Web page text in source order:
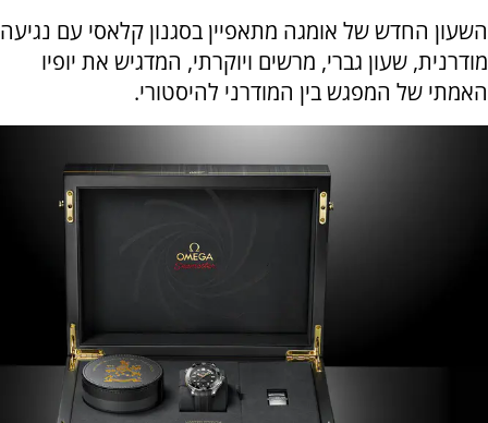
השעון החדש של אומגה מתאפיין בסגנון קלאסי עם נגיעה
מודרנית, שעון גברי, מרשים ויוקרתי, המדגיש את יופיו
האמתי של המפגש בין המודרני להיסטורי.